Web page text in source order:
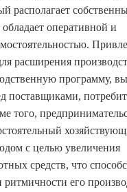
располагает
оперативной и
расширения
программу,
поставщиками,
того,
с целью увеличения
средств, что
ритмичности его